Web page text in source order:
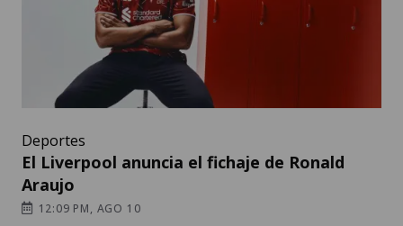
Deportes
El Liverpool anuncia el fichaje de Ronald
Araujo
12:09 PM, AGO 10